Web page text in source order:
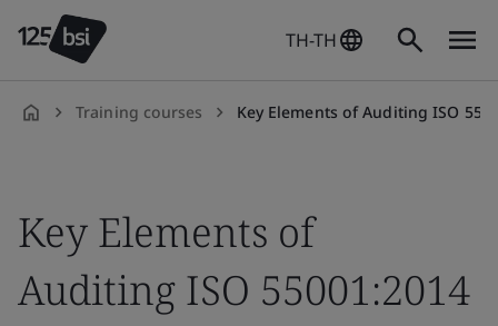
TH-TH
Training courses Key Elements of Auditing ISO
Key Elements of
Auditing ISO 55001:2014